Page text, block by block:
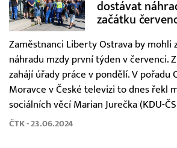
dostávat
začátku
Zaměstnanci Liberty Ostrava by mohli
náhradu mzdy první týden v červenci.
zahájí úřady práce v pondělí. V pořadu
Moravce v České televizi to dnes řekl
sociálních věcí Marian Jurečka (KDU-
ČTK - 23.06.2024